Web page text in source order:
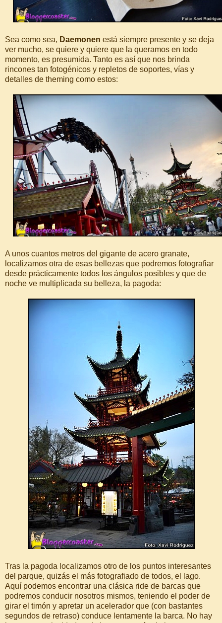
Sea como sea, Daemonen está siempre presente y se deja
ver mucho, se quiere y quiere que la queramos en todo
momento, es presumida. Tanto es así que nos brinda
rincones tan fotogénicos y repletos de soportes, vías y
detalles de theming como estos:
A unos cuantos metros del gigante de acero granate,
localizamos otra de esas bellezas que podremos fotografiar
desde prácticamente todos los ángulos posibles y que de
noche ve multiplicada su belleza, la pagoda:
Tras la pagoda localizamos otro de los puntos interesantes
del parque, quizás el más fotografiado de todos, el lago.
Aquí podemos encontrar una clásica ride de barcas que
podremos conducir nosotros mismos, teniendo el poder de
girar el timón y apretar un acelerador que (con bastantes
segundos de retraso) conduce lentamente la barca. No hay